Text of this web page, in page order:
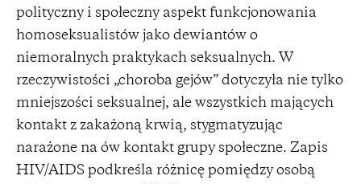
polityczny i społeczny aspekt funkcjonowania
homoseksualistów jako dewiantów o
niemoralnych praktykach seksualnych. W
rzeczywistości „choroba gejów” dotyczyła nie tylko
mniejszości seksualnej, ale wszystkich mających
kontakt z zakażoną krwią, stygmatyzując
narażone na ów kontakt grupy społeczne. Zapis
HIV/AIDS podkreśla różnicę pomiędzy osobą